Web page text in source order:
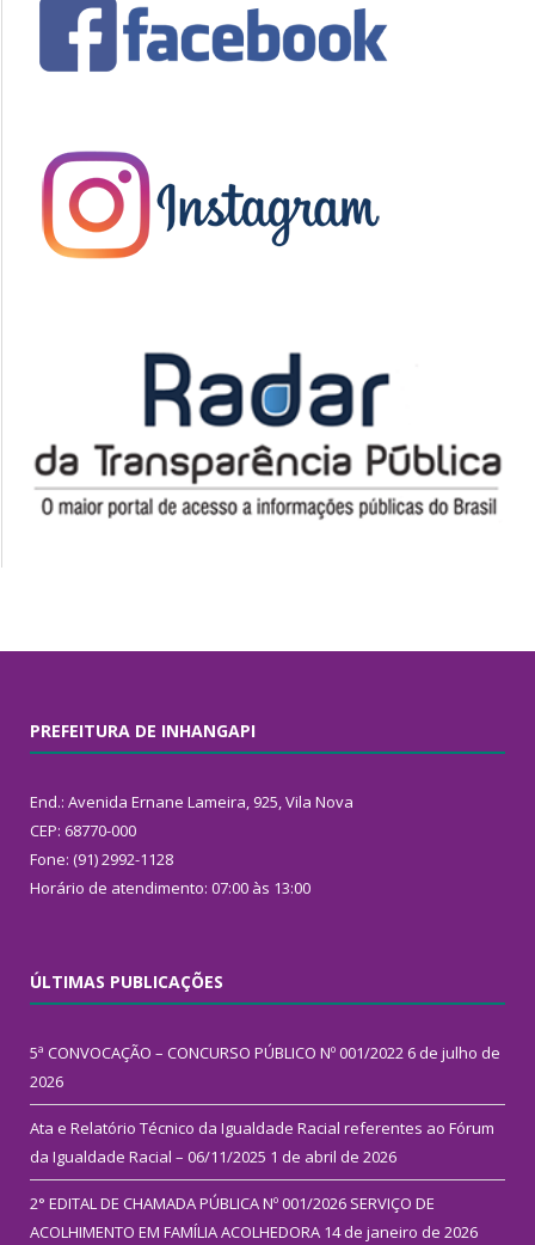
PREFEITURA DE INHANGAPI
End.: Avenida Ernane Lameira, 925, Vila Nova
CEP: 68770-000
Fone: (91) 2992-1128
Horário de atendimento: 07:00 às 13:00
ÚLTIMAS PUBLICAÇÕES
5ª CONVOCAÇÃO – CONCURSO PÚBLICO Nº 001/2022 6 de julho de
2026
Ata e Relatório Técnico da Igualdade Racial referentes ao Fórum
da Igualdade Racial – 06/11/2025 1 de abril de 2026
2° EDITAL DE CHAMADA PÚBLICA Nº 001/2026 SERVIÇO DE
ACOLHIMENTO EM FAMÍLIA ACOLHEDORA 14 de janeiro de 2026